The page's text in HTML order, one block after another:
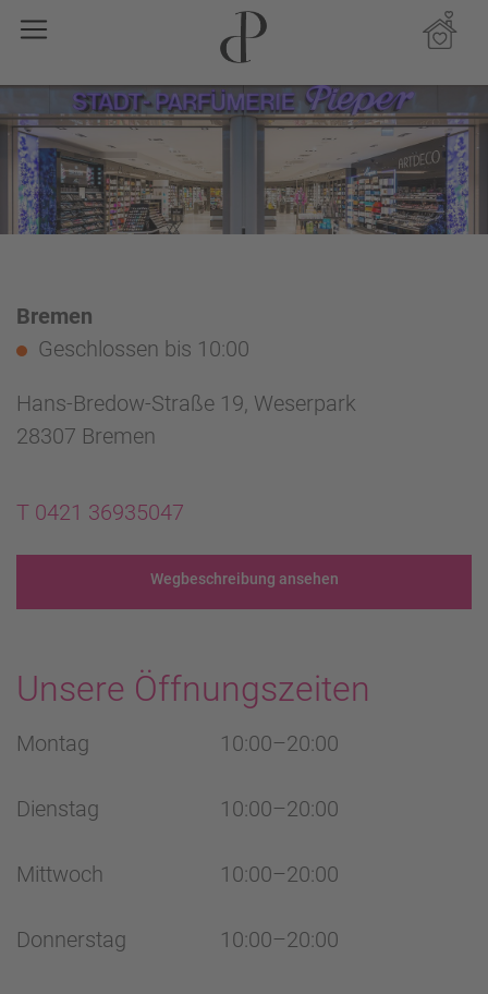
Bremen
Geschlossen bis 10:00
Hans-Bredow-Straße 19, Weserpark
28307 Bremen
T 0421 36935047
Wegbeschreibung ansehen
Unsere Öffnungszeiten
Montag 10:00–20:00
Dienstag 10:00–20:00
Mittwoch 10:00–20:00
Donnerstag 10:00–20:00